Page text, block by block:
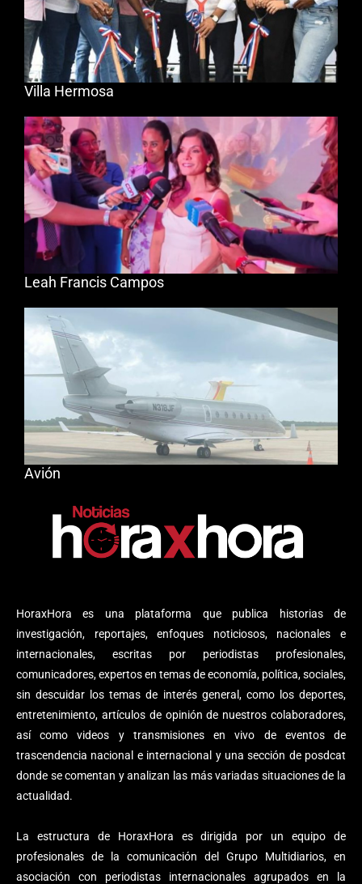
HoraxHora es una plataforma que publica historias de
investigación, reportajes, enfoques noticiosos, nacionales e
internacionales, escritas por periodistas profesionales,
comunicadores, expertos en temas de economía, política, sociales,
sin descuidar los temas de interés general, como los deportes,
entretenimiento, artículos de opinión de nuestros colaboradores,
así como videos y transmisiones en vivo de eventos de
trascendencia nacional e internacional y una sección de posdcat
donde se comentan y analizan las más variadas situaciones de la
actualidad.
La estructura de HoraxHora es dirigida por un equipo de
profesionales de la comunicación del Grupo Multidiarios, en
asociación con periodistas internacionales agrupados en la
Villa Hermosa
Leah Francis Campos
Avión